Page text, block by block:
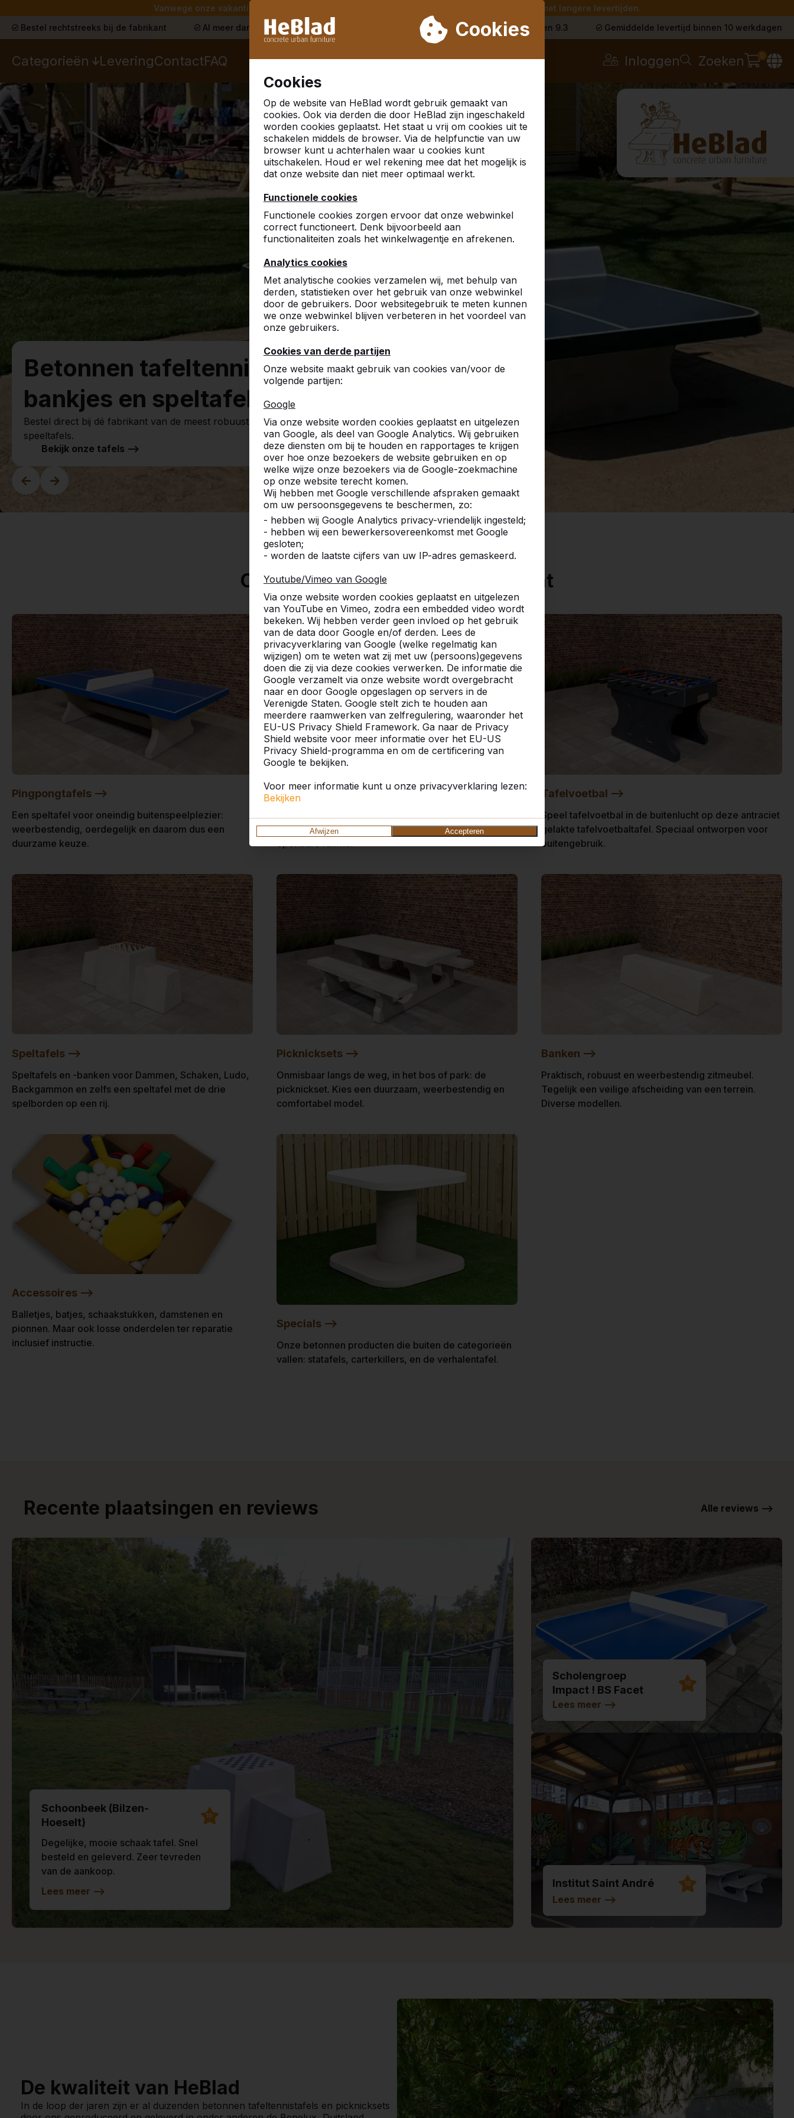
Vanwege onze vakantie leveren wij niet van week 31 t/m week 33. Houdt u daarom rekening met langere levertijden.
Cookies
Cookies
Op de website van HeBlad wordt gebruik gemaakt van
cookies. Ook via derden die door HeBlad zijn ingeschakeld
worden cookies geplaatst. Het staat u vrij om cookies uit te
schakelen middels de browser. Via de helpfunctie van uw
browser kunt u achterhalen waar u cookies kunt
uitschakelen. Houd er wel rekening mee dat het mogelijk is
dat onze website dan niet meer optimaal werkt.
Functionele cookies
Functionele cookies zorgen ervoor dat onze webwinkel
correct functioneert. Denk bijvoorbeeld aan
functionaliteiten zoals het winkelwagentje en afrekenen.
Analytics cookies
Met analytische cookies verzamelen wij, met behulp van
derden, statistieken over het gebruik van onze webwinkel
door de gebruikers. Door websitegebruik te meten kunnen
we onze webwinkel blijven verbeteren in het voordeel van
onze gebruikers.
Cookies van derde partijen
Onze website maakt gebruik van cookies van/voor de
volgende partijen:
Google
Via onze website worden cookies geplaatst en uitgelezen
van Google, als deel van Google Analytics. Wij gebruiken
deze diensten om bij te houden en rapportages te krijgen
over hoe onze bezoekers de website gebruiken en op
welke wijze onze bezoekers via de Google-zoekmachine
op onze website terecht komen.
Wij hebben met Google verschillende afspraken gemaakt
om uw persoonsgegevens te beschermen, zo:
- hebben wij Google Analytics privacy-vriendelijk ingesteld;
- hebben wij een bewerkersovereenkomst met Google
gesloten;
- worden de laatste cijfers van uw IP-adres gemaskeerd.
Youtube/Vimeo van Google
Via onze website worden cookies geplaatst en uitgelezen
van YouTube en Vimeo, zodra een embedded video wordt
bekeken. Wij hebben verder geen invloed op het gebruik
van de data door Google en/of derden. Lees de
privacyverklaring van Google (welke regelmatig kan
wijzigen) om te weten wat zij met uw (persoons)gegevens
doen die zij via deze cookies verwerken. De informatie die
Google verzamelt via onze website wordt overgebracht
naar en door Google opgeslagen op servers in de
Verenigde Staten. Google stelt zich te houden aan
meerdere raamwerken van zelfregulering, waaronder het
EU-US Privacy Shield Framework. Ga naar de Privacy
Shield website voor meer informatie over het EU-US
Privacy Shield-programma en om de certificering van
Google te bekijken.
Voor meer informatie kunt u onze privacyverklaring lezen:
Bekijken
Afwijzen Accepteren
Bestel rechtstreeks bij de fabrikant Al meer dan 30.000 producten verkocht Klanten beoordelen HeBlad met een 9.3 Gemiddelde levertijd binnen 10 werkdagen
Categorieën LeveringContactFAQ Inloggen Zoeken 0
<- ->
Betonnen tafeltennistafels,
bankjes en speltafels.
Bestel direct bij dé fabrikant van de meest robuuste spel- en
speeltafels.
Bekijk onze tafels -->
Ontdek ons complete assortiment
Pingpongtafels -->
Een speltafel voor oneindig buitenspeelplezier:
weerbestendig, oerdegelijk en daarom dus een
duurzame keuze.
Voetvolleybaltafels -->
Voetvolleybal is een combinatie van tafeltennis en
voetbal. Ideaal op een schoolplein, camping of
openbare ruimte.
Tafelvoetbal -->
Speel tafelvoetbal in de buitenlucht op deze antraciet
gelakte tafelvoetbaltafel. Speciaal ontworpen voor
buitengebruik.
Speltafels -->
Speltafels en -banken voor Dammen, Schaken, Ludo,
Backgammon en zelfs een speltafel met de drie
spelborden op een rij.
Picknicksets -->
Onmisbaar langs de weg, in het bos of park: de
picknickset. Kies een duurzaam, weerbestendig en
comfortabel model.
Banken -->
Praktisch, robuust en weerbestendig zitmeubel.
Tegelijk een veilige afscheiding van een terrein.
Diverse modellen.
Accessoires -->
Balletjes, batjes, schaakstukken, damstenen en
pionnen. Maar ook losse onderdelen ter reparatie
inclusief instructie.
Specials -->
Onze betonnen producten die buiten de categorieën
vallen: statafels, carterkillers, en de verhalentafel.
Recente plaatsingen en reviews Alle reviews -->
Schoonbeek (Bilzen-
Hoeselt)
10
Degelijke, mooie schaak tafel. Snel
besteld en geleverd. Zeer tevreden
van de aankoop.
Lees meer -->
Scholengroep
Impact ! BS Facet
10
Lees meer -->
Institut Saint André 10
Lees meer -->
De kwaliteit van HeBlad
In de loop der jaren zijn er al duizenden betonnen tafeltennistafels en picknicksets